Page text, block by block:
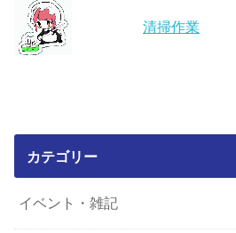
清掃作業
カテゴリー
イベント・雑記